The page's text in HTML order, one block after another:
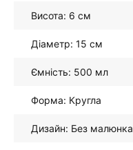
Висота: 6 см
Діаметр: 15 см
Ємність: 500 мл
Форма: Кругла
Дизайн: Без малюнка